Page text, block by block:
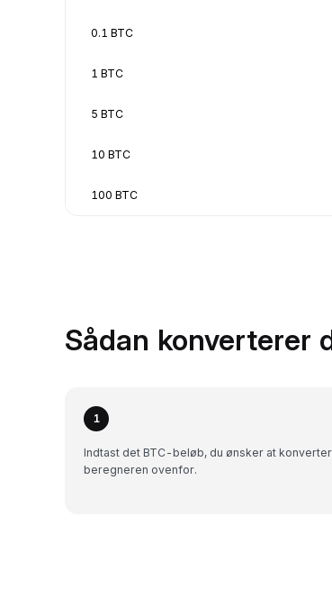
0.1 BTC
1 BTC
5 BTC
10 BTC
100 BTC
Sådan konverterer
1
Indtast det BTC-beløb, du ønsker at
beregneren ovenfor.